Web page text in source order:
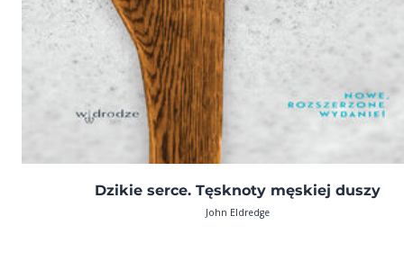
Dzikie serce. Tęsknoty męskiej duszy
John Eldredge